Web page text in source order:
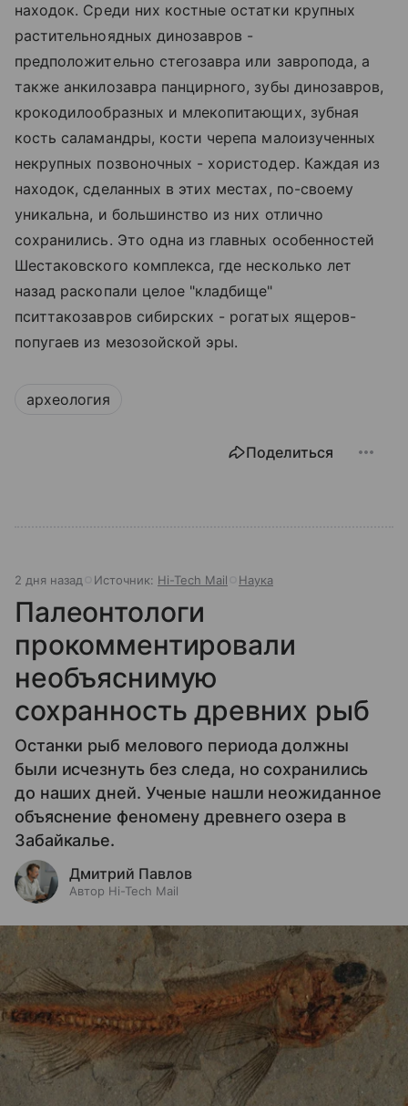
находок. Среди них костные остатки крупных
растительноядных динозавров -
предположительно стегозавра или завропода, а
также анкилозавра панцирного, зубы динозавров,
крокодилообразных и млекопитающих, зубная
кость саламандры, кости черепа малоизученных
некрупных позвоночных - хористодер. Каждая из
находок, сделанных в этих местах, по-своему
уникальна, и большинство из них отлично
сохранились. Это одна из главных особенностей
Шестаковского комплекса, где несколько лет
назад раскопали целое "кладбище"
пситтакозавров сибирских - рогатых ящеров-
попугаев из мезозойской эры.
археология
Поделиться
2 дня назад Источник: Hi-Tech Mail Наука
Палеонтологи
прокомментировали
необъяснимую
сохранность древних рыб
Останки рыб мелового периода должны
были исчезнуть без следа, но сохранились
до наших дней. Ученые нашли неожиданное
объяснение феномену древнего озера в
Забайкалье.
Дмитрий Павлов
Автор Hi-Tech Mail